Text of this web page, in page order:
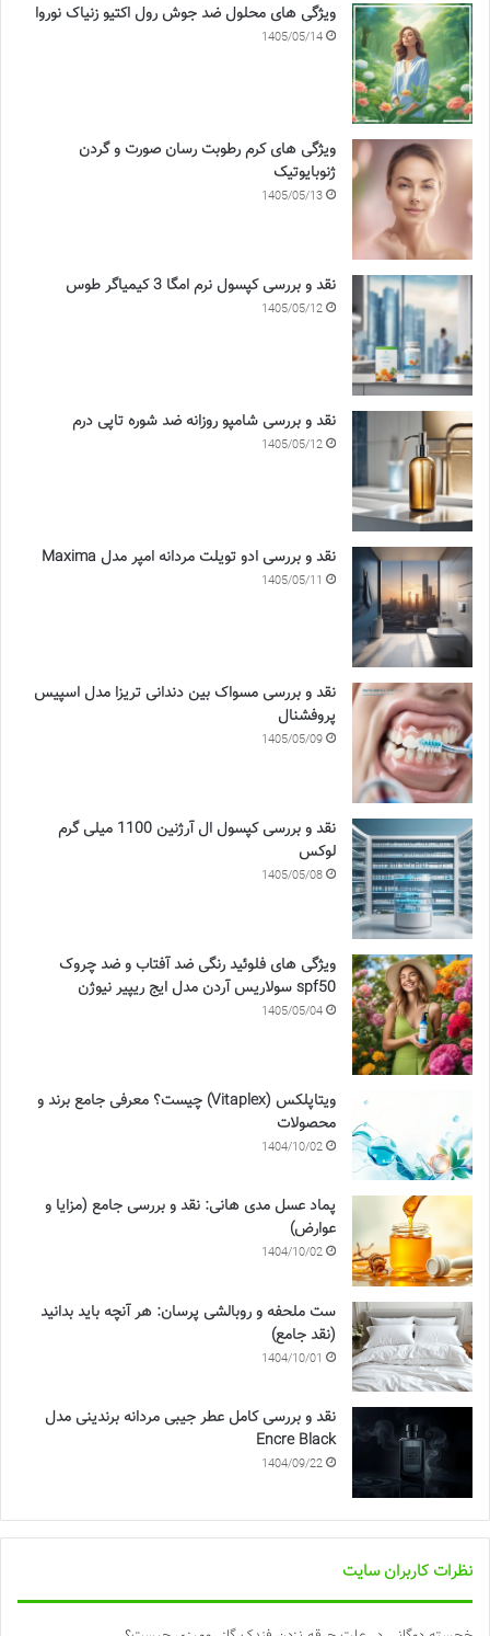
ویژگی های محلول ضد جوش رول اکتیو زنیاک نوروا
1405/05/14
ویژگی های کرم رطوبت رسان صورت و گردن
ژنوبایوتیک
1405/05/13
نقد و بررسی کپسول نرم امگا 3 کیمیاگر طوس
1405/05/12
نقد و بررسی شامپو روزانه ضد شوره تاپی درم
1405/05/12
نقد و بررسی ادو تویلت مردانه امپر مدل Maxima
1405/05/11
نقد و بررسی مسواک بین دندانی تریزا مدل اسپیس
پروفشنال
1405/05/09
نقد و بررسی کپسول ال آرژنین 1100 میلی گرم
لوکس
1405/05/08
ویژگی های فلوئید رنگی ضد آفتاب و ضد چروک
spf50 سولاریس آردن مدل ایج ریپیر نیوژن
1405/05/04
ویتاپلکس (Vitaplex) چیست؟ معرفی جامع برند و
محصولات
1404/10/02
پماد عسل مدی هانی: نقد و بررسی جامع (مزایا و
عوارض)
1404/10/02
ست ملحفه و روبالشی پرسان: هر آنچه باید بدانید
(نقد جامع)
1404/10/01
نقد و بررسی کامل عطر جیبی مردانه برندینی مدل
Encre Black
1404/09/22
نظرات کاربران سایت